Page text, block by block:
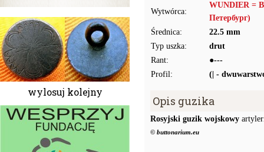
wylosuj kolejny
Wytwórca:
WUNDIER =
Петербург)
Średnica:
22.5 mm
Typ uszka:
drut
Rant:
●---
Profil:
(| -
Opis guzika
Rosyjski guzik wojskowy
© buttonarium.eu